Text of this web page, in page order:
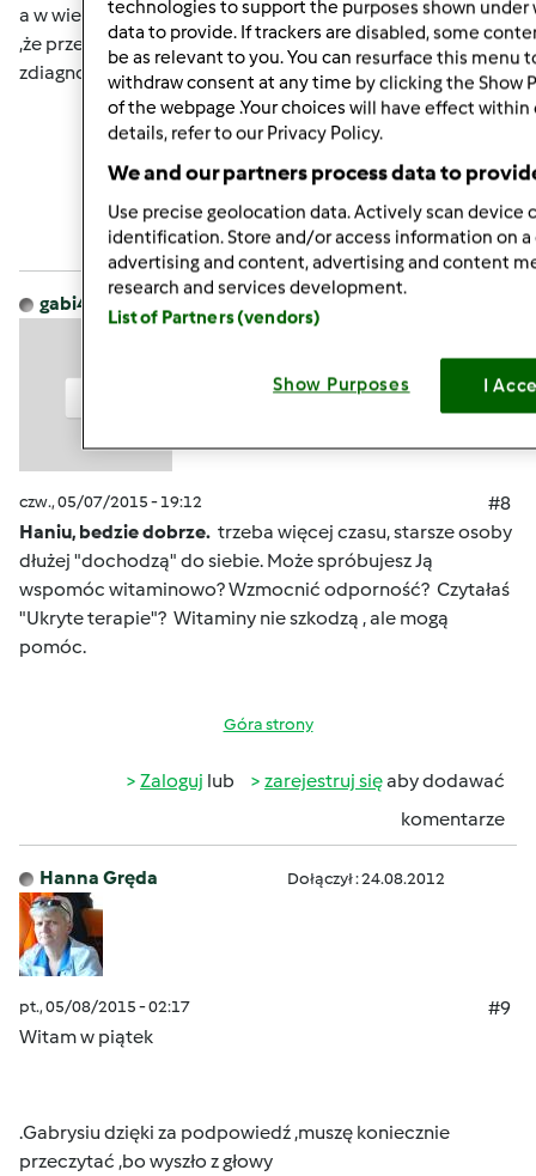
a w wieku 82lat to wszystko jest ciężką chorobą zwłaszcza
,że przecież jest po wylewie .Jest przynajmniej już
zdiagnozowana a to dużo
Zaloguj lub zarejestruj sięaby dodawać
komentarze
gabi49 Dołączył : 29.04.2011
czw., 05/07/2015 - 19:12
#8
Haniu, bedzie dobrze. trzeba więcej czasu, starsze osoby
dłużej "dochodzą" do siebie. Może spróbujesz Ją
wspomóc witaminowo? Wzmocnić odporność? Czytałaś
"Ukryte terapie"? Witaminy nie szkodzą , ale mogą
pomóc.
Góra strony
Zaloguj lub zarejestruj sięaby dodawać
komentarze
Hanna Gręda Dołączył : 24.08.2012
pt., 05/08/2015 - 02:17
#9
Witam w piątek
.Gabrysiu dzięki za podpowiedź ,muszę koniecznie
przeczytać ,bo wyszło z głowy
technologies to support the purposes shown under
data to provide. If trackers are disabled, some
be as relevant to you. You can resurface this menu
withdraw consent at any time by clicking the Show
of the webpage .Your choices will have effect within
details, refer to our Privacy Policy.
We and our partners process data to
Use precise geolocation data. Actively scan device
identification. Store and/or access information on a
advertising and content, advertising and content
research and services development.
List of Partners (vendors)
Show Purposes I